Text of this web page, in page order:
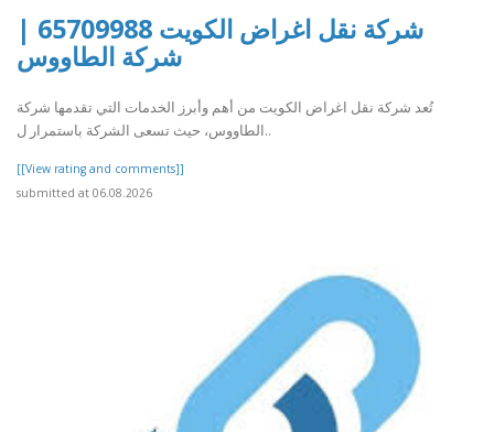
شركة نقل اغراض الكويت 65709988 |
شركة الطاووس
تُعد شركة نقل اغراض الكويت من أهم وأبرز الخدمات التي تقدمها شركة
الطاووس، حيث تسعى الشركة باستمرار ل..
[[View rating and comments]]
submitted at 06.08.2026